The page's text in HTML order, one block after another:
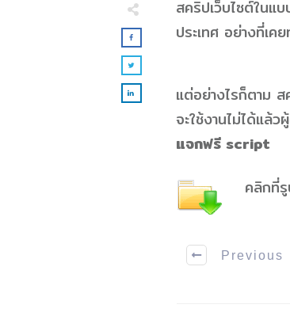
สคริปเว็บไซต์ในแ
ประเทศ อย่างที่เค
แต่อย่างไรก็ตาม
จะใช้งานไม่ได้แล้
แจกฟรี script
คลิกที่
Previous